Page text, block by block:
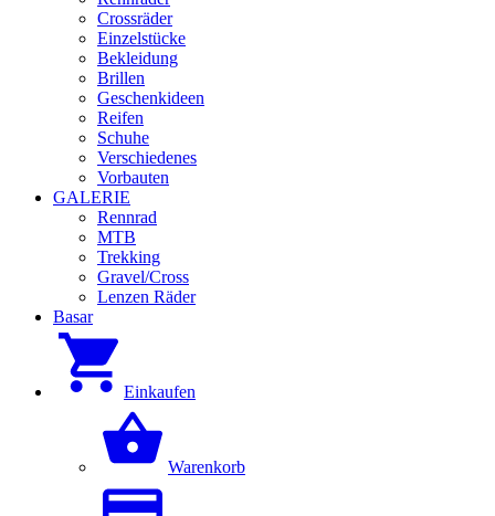
Crossräder
Einzelstücke
Bekleidung
Brillen
Geschenkideen
Reifen
Schuhe
Verschiedenes
Vorbauten
GALERIE
Rennrad
MTB
Trekking
Gravel/Cross
Lenzen Räder
Basar
Einkaufen
Warenkorb